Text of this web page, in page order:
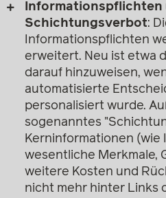
Informationspflichten
Schichtungsverbot:
Informationspflichten
erweitert. Neu ist etwa
darauf hinzuweisen,
automatisierte
personalisiert wurde.
sogenanntes
Kerninformationen
wesentliche Merkmale,
weitere Kosten und
nicht mehr hinter Links